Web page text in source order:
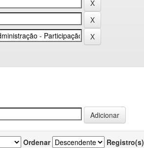
Ordenar Registro(s)